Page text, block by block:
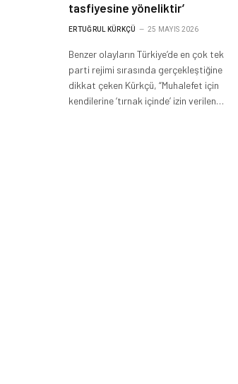
tasfiyesine yöneliktir’
ERTUĞRUL KÜRKÇÜ 25 MAYIS 2026
Benzer olayların Türkiye’de en çok tek
parti rejimi sırasında gerçekleştiğine
dikkat çeken Kürkçü, “Muhalefet için
kendilerine ‘tırnak içinde’ izin verilen…